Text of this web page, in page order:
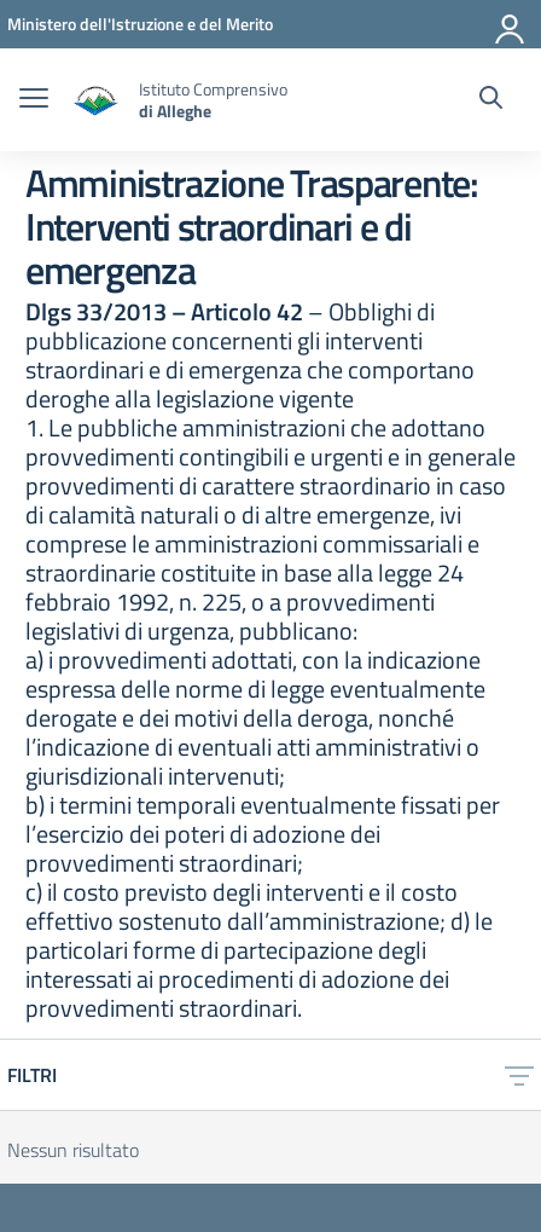
Vai ai contenuti
Vai al menu di navigazione
Vai al footer
Ministero dell'Istruzione e del Merito
Istituto Comprensivo
di Alleghe
Amministrazione Trasparente:
Interventi straordinari e di
emergenza
Dlgs 33/2013 – Articolo 42– Obblighi di
pubblicazione concernenti gli interventi
straordinari e di emergenza che comportano
deroghe alla legislazione vigente
1. Le pubbliche amministrazioni che adottano
provvedimenti contingibili e urgenti e in generale
provvedimenti di carattere straordinario in caso
di calamità naturali o di altre emergenze, ivi
comprese le amministrazioni commissariali e
straordinarie costituite in base alla legge 24
febbraio 1992, n. 225, o a provvedimenti
legislativi di urgenza, pubblicano:
a) i provvedimenti adottati, con la indicazione
espressa delle norme di legge eventualmente
derogate e dei motivi della deroga, nonché
l’indicazione di eventuali atti amministrativi o
giurisdizionali intervenuti;
b) i termini temporali eventualmente fissati per
l’esercizio dei poteri di adozione dei
provvedimenti straordinari;
c) il costo previsto degli interventi e il costo
effettivo sostenuto dall’amministrazione; d) le
particolari forme di partecipazione degli
interessati ai procedimenti di adozione dei
provvedimenti straordinari.
FILTRI
Nessun risultato